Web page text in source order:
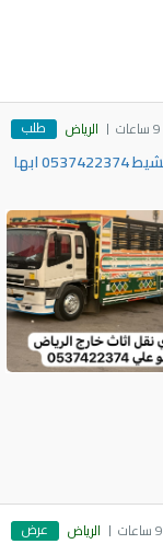
الرياض طلب
دينا نقل عفش من الرياض الى خميس مشيط 0537422374 ابها
الرياض عرض